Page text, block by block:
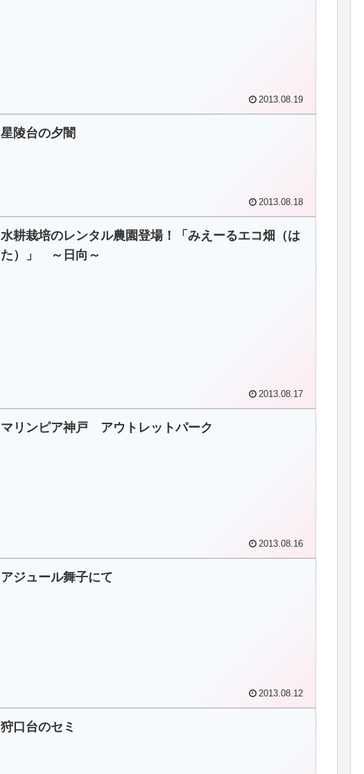
2013.08.19
星陵台の夕闇
2013.08.18
水耕栽培のレンタル農園登場！「みえーるエコ畑（は
た）」 ～日向～
2013.08.17
マリンピア神戸 アウトレットパーク
2013.08.16
アジュール舞子にて
2013.08.12
狩口台のセミ